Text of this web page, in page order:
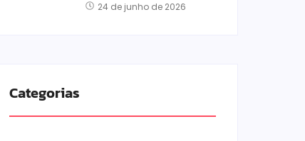
24 de junho de 2026
Categorias